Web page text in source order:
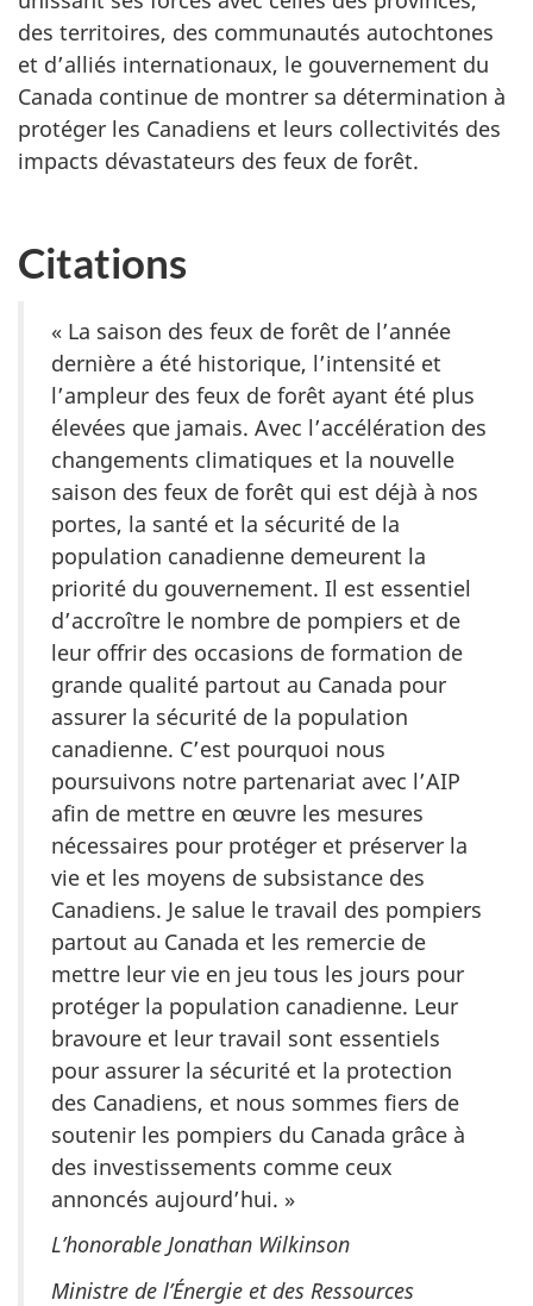
des territoires, des communautés autochtones
et d’alliés internationaux, le gouvernement du
Canada continue de montrer sa détermination à
protéger les Canadiens et leurs collectivités des
impacts dévastateurs des feux de forêt.
Citations
« La saison des feux de forêt de l’année
dernière a été historique, l’intensité et
l’ampleur des feux de forêt ayant été plus
élevées que jamais. Avec l’accélération des
changements climatiques et la nouvelle
saison des feux de forêt qui est déjà à nos
portes, la santé et la sécurité de la
population canadienne demeurent la
priorité du gouvernement. Il est essentiel
d’accroître le nombre de pompiers et de
leur offrir des occasions de formation de
grande qualité partout au Canada pour
assurer la sécurité de la population
canadienne. C’est pourquoi nous
poursuivons notre partenariat avec l’AIP
afin de mettre en œuvre les mesures
nécessaires pour protéger et préserver la
vie et les moyens de subsistance des
Canadiens. Je salue le travail des pompiers
partout au Canada et les remercie de
mettre leur vie en jeu tous les jours pour
protéger la population canadienne. Leur
bravoure et leur travail sont essentiels
pour assurer la sécurité et la protection
des Canadiens, et nous sommes fiers de
soutenir les pompiers du Canada grâce à
des investissements comme ceux
annoncés aujourd’hui. »
L’honorable Jonathan Wilkinson
Ministre de l’Énergie et des Ressources